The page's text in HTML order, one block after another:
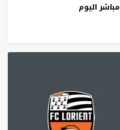
مباشر اليوم